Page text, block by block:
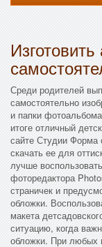
Среди родителей
самостоятельно
и папки
итоге отличный
сайте Студии Форма
скачать ее для
лучше
фоторедактора
страничек и
обложки.
макета
ситуацию, когда
обложки. При любых